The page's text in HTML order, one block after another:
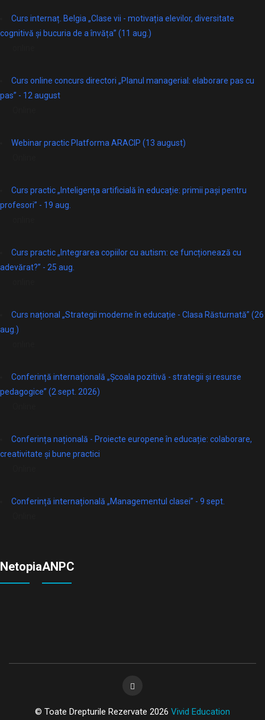
Curs internaț. Belgia „Clase vii - motivația elevilor, diversitate
cognitivă și bucuria de a învăța” (11 aug.)
Curs online concurs directori „Planul managerial: elaborare pas cu
pas” - 12 august
Webinar practic Platforma ARACIP (13 august)
Curs practic „Inteligența artificială în educație: primii pași pentru
profesori” - 19 aug.
Curs practic „Integrarea copiilor cu autism: ce funcționează cu
adevărat?” - 25 aug.
Curs național „Strategii moderne în educație - Clasa Răsturnată” (26
aug.)
Conferință internațională „Școala pozitivă - strategii și resurse
pedagogice” (2 sept. 2026)
Conferința națională - Proiecte europene în educație: colaborare,
creativitate și bune practici
Conferință internațională „Managementul clasei” - 9 sept.
NetopiaANPC
© Toate Drepturile Rezervate 2026 Vivid Education